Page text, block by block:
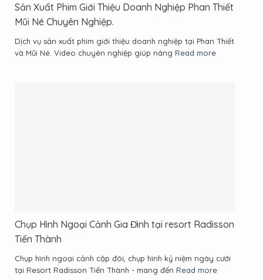
Sản Xuất Phim Giới Thiệu Doanh Nghiệp Phan Thiết
Mũi Né Chuyên Nghiệp.
Dịch vụ sản xuất phim giới thiệu doanh nghiệp tại Phan Thiết
và Mũi Né. Video chuyên nghiệp giúp nâng Read more
Chụp Hình Ngoại Cảnh Gia Đình tại resort Radisson
Tiến Thành
Chụp hình ngoại cảnh cặp đôi, chụp hình kỷ niệm ngày cưới
tại Resort Radisson Tiến Thành - mang đến Read more